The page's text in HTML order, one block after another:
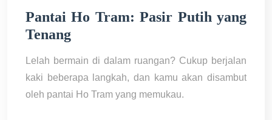
Pantai Ho Tram: Pasir Putih yang
Tenang
Lelah bermain di dalam ruangan? Cukup berjalan
kaki beberapa langkah, dan kamu akan disambut
oleh pantai Ho Tram yang memukau.